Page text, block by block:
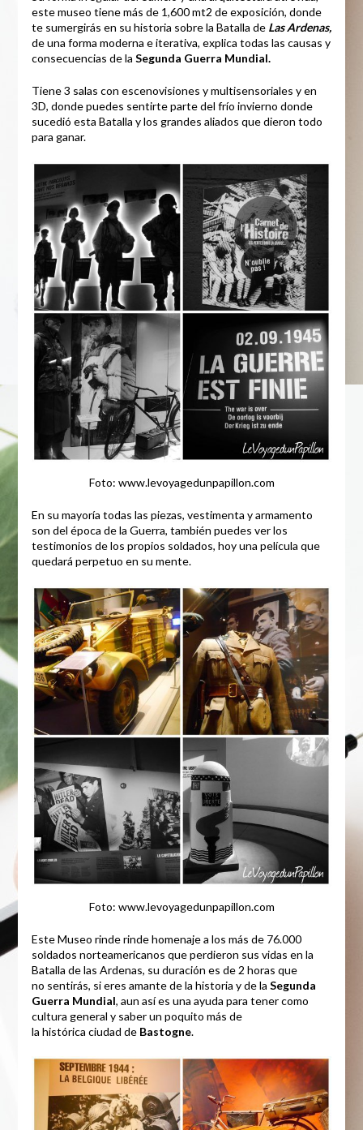
este museo tiene más de 1,600 mt2 de exposición, donde
te sumergirás en su historia sobre la Batalla de Las Ardenas,
de una forma moderna e iterativa, explica todas las causas y
consecuencias de la Segunda Guerra Mundial.
Tiene 3 salas con escenovisiones y multisensoriales y en
3D, donde puedes sentirte parte del frío invierno donde
sucedió esta Batalla y los grandes aliados que dieron todo
para ganar.
Foto: www.levoyagedunpapillon.com
En su mayoría todas las piezas, vestimenta y armamento
son del época de la Guerra, también puedes ver los
testimonios de los propios soldados, hoy una película que
quedará perpetuo en su mente.
Foto: www.levoyagedunpapillon.com
Este Museo rinde rinde homenaje a los más de 76.000
soldados norteamericanos que perdieron sus vidas en la
Batalla de las Ardenas, su duración es de 2 horas que
no sentirás, si eres amante de la historia y de la Segunda
Guerra Mundial, aun así es una ayuda para tener como
cultura general y saber un poquito más de
la histórica ciudad de Bastogne.